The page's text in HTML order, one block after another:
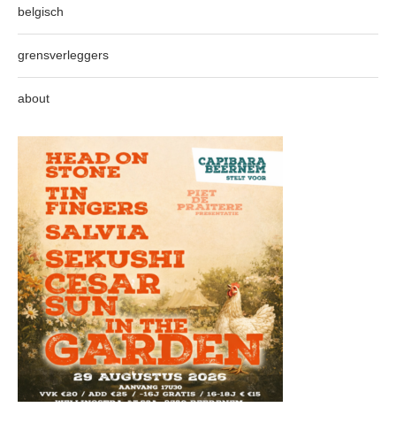
belgisch
grensverleggers
about